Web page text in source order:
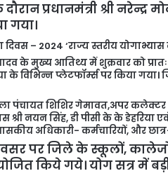
प्रधानमंत्री श्री
गया।
दिवस – 2024 ‘राज्य स्तरीय
के मुख्य आतिथ्य में शुक्रवार को
के विभिन्न प्लेटफॉर्म्स पर किया
पंचायत शिशिर गेमावत,अपर कलेक्टर
श्री नयन सिंह, डी पीसी के के
अधिकारी- कर्मचारियों, और
पर जिले के स्कूलों,
किये गये। योग सत्र में